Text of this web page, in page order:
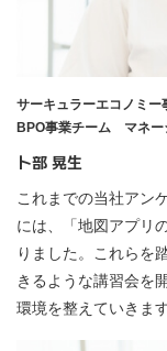
サーキュラーエコノミー
BPO事業チーム マネー
卜部 晃生
これまでの当社アン
には、「地図アプリ
りました。これらを
きるような講習会を
環境を整えていきます